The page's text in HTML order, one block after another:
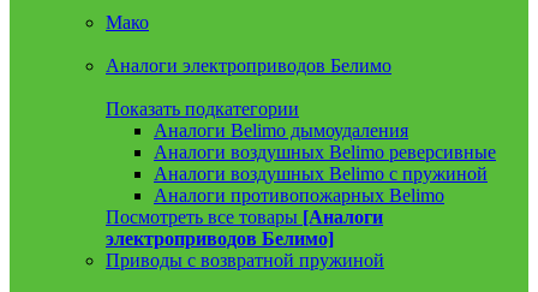
Мако
Аналоги электроприводов Белимо
Показать подкатегории
Аналоги Belimo дымоудаления
Аналоги воздушных Belimo реверсивные
Аналоги воздушных Belimo с пружиной
Аналоги противопожарных Belimo
Посмотреть все товары [Аналоги
электроприводов Белимо]
Приводы с возвратной пружиной